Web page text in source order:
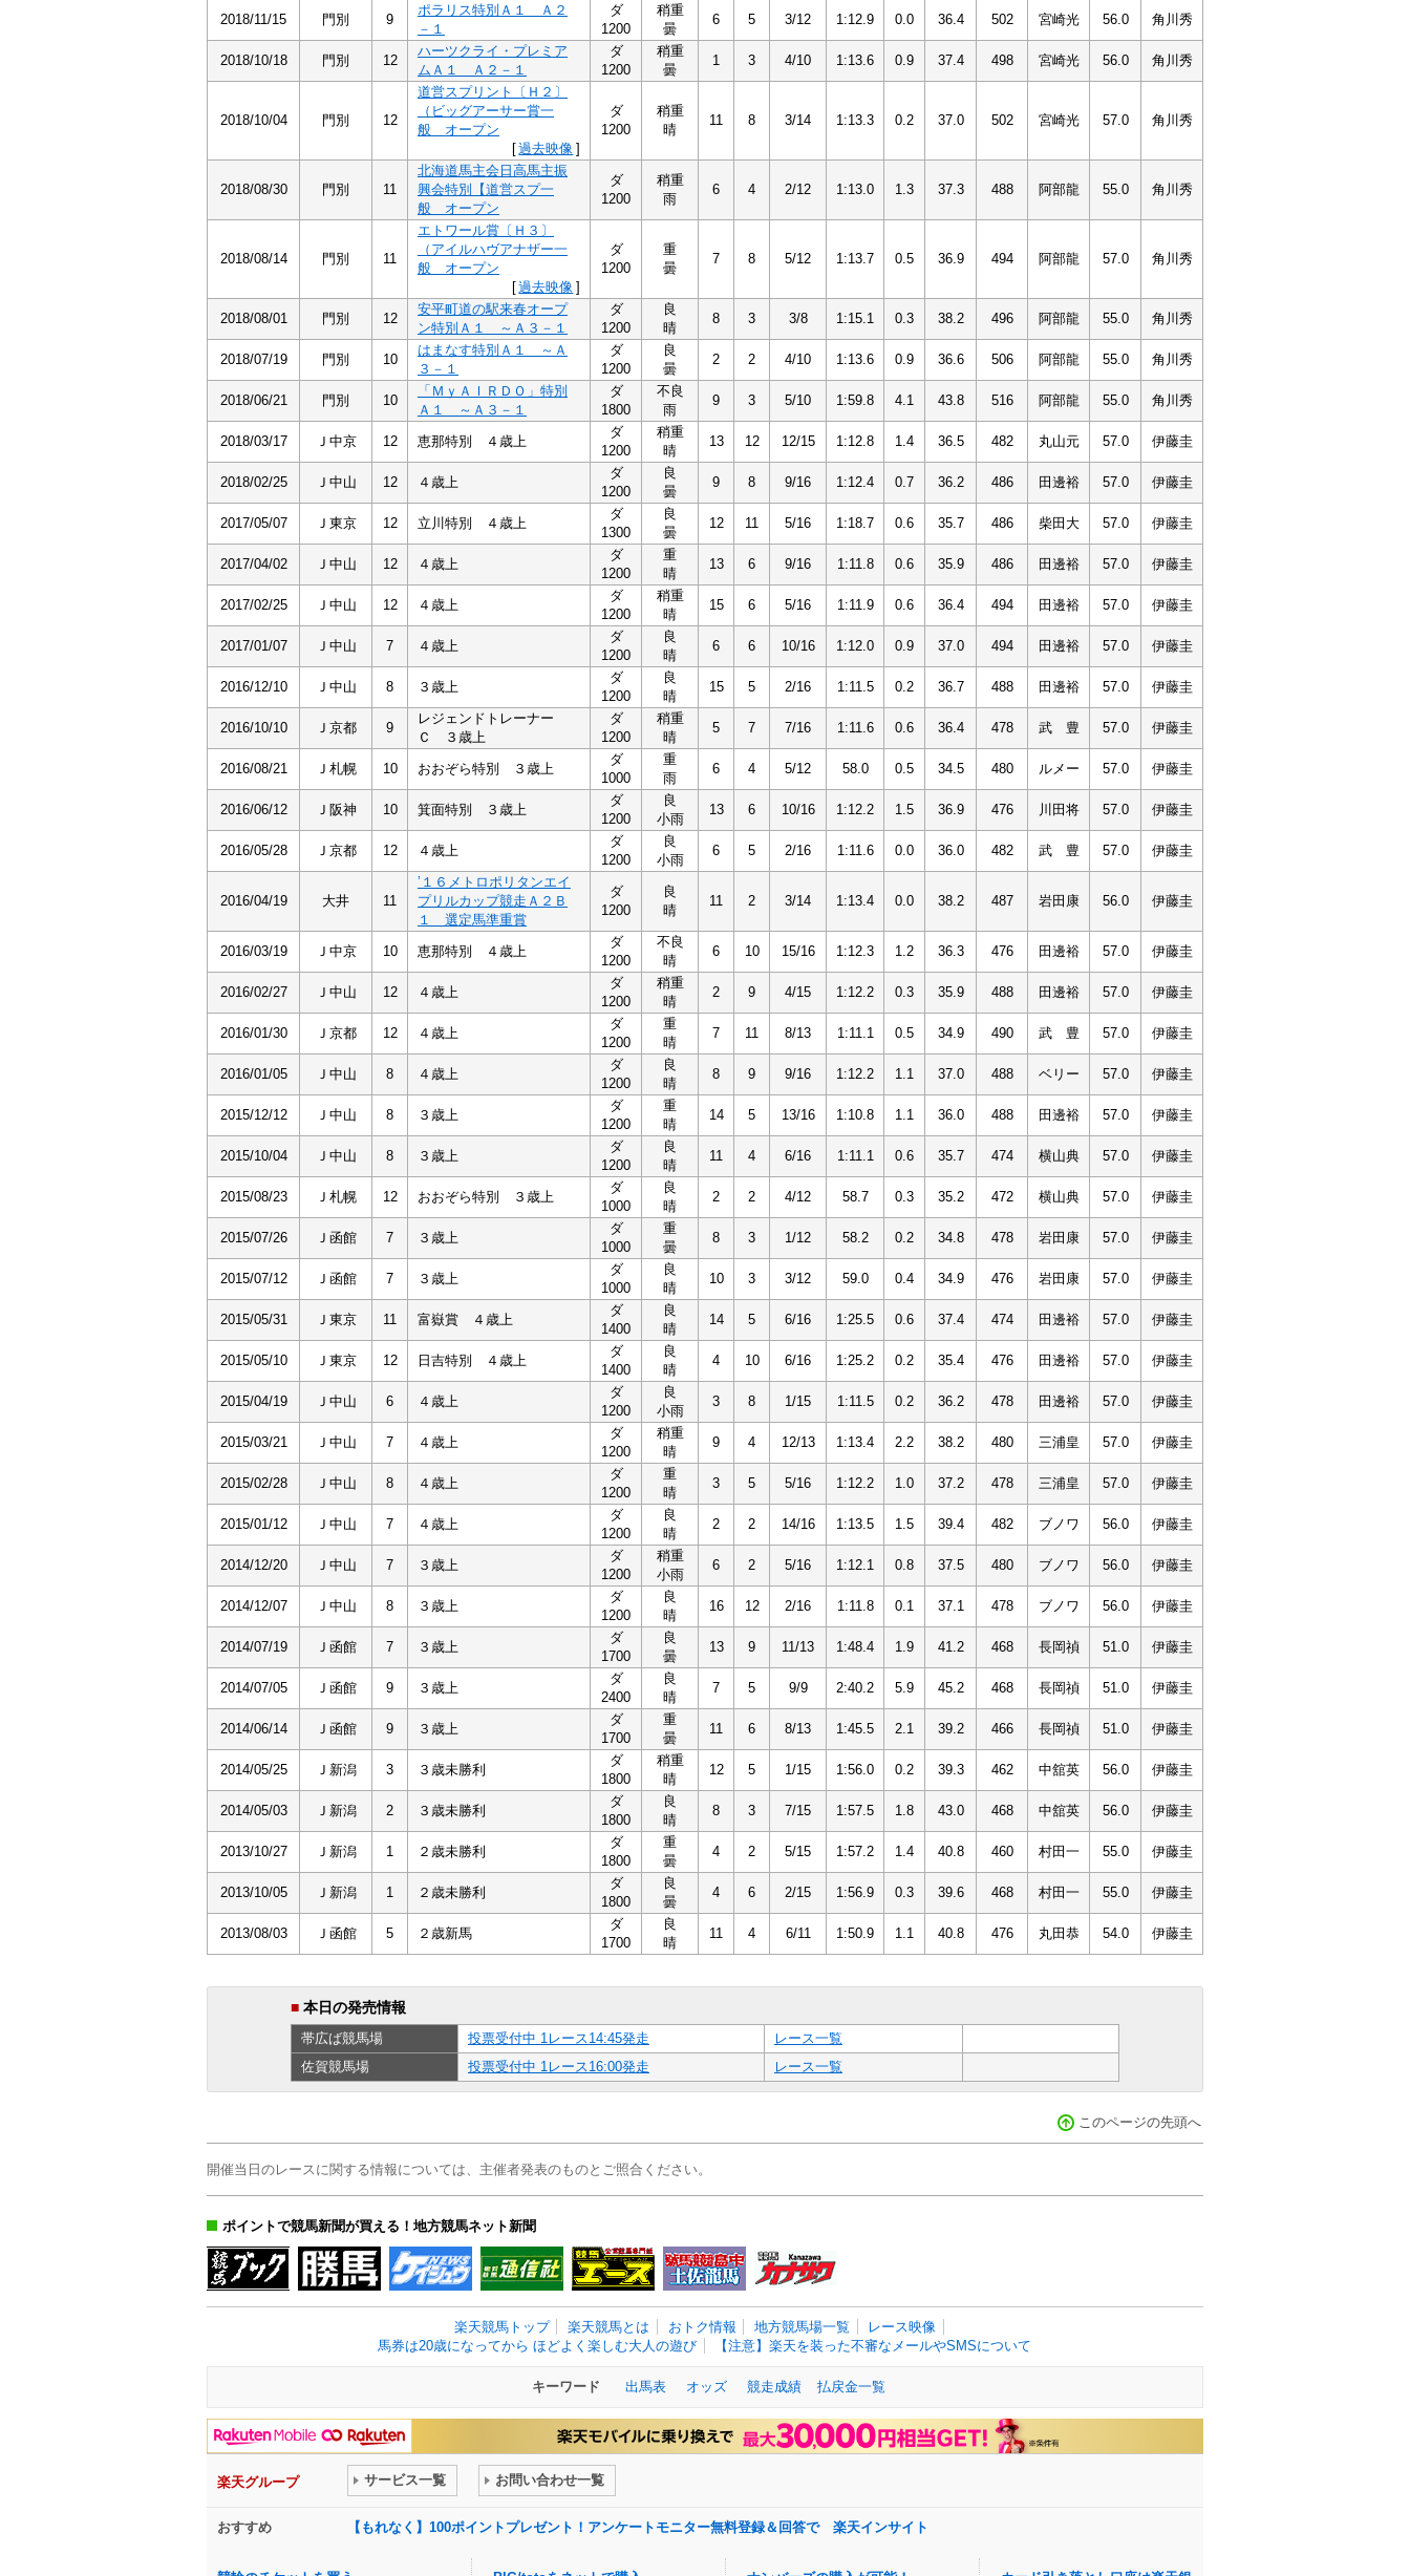
2018/11/15 門別 9
ポラリス特別Ａ１ Ａ２
－１
ダ
1200
稍重
曇
6 5 3/12 1:12.9 0.0 36.4 502 宮崎光 56.0 角川秀
2018/10/18 門別 12
ハーツクライ・プレミア
ムＡ１ Ａ２－１
ダ
1200
稍重
曇
1 3 4/10 1:13.6 0.9 37.4 498 宮崎光 56.0 角川秀
2018/10/04 門別 12
道営スプリント〔Ｈ２〕
（ビッグアーサー賞一
般 オープン
[過去映像 ]
ダ
1200
稍重
晴
11 8 3/14 1:13.3 0.2 37.0 502 宮崎光 57.0 角川秀
2018/08/30 門別 11
北海道馬主会日高馬主振
興会特別【道営スプ一
般 オープン
ダ
1200
稍重
雨
6 4 2/12 1:13.0 1.3 37.3 488 阿部龍 55.0 角川秀
2018/08/14 門別 11
エトワール賞〔Ｈ３〕
（アイルハヴアナザー一
般 オープン
[過去映像 ]
ダ
1200
重
曇
7 8 5/12 1:13.7 0.5 36.9 494 阿部龍 57.0 角川秀
2018/08/01 門別 12
安平町道の駅来春オープ
ン特別Ａ１ ～Ａ３－１
ダ
1200
良
晴
8 3 3/8 1:15.1 0.3 38.2 496 阿部龍 55.0 角川秀
2018/07/19 門別 10
はまなす特別Ａ１ ～Ａ
３－１
ダ
1200
良
曇
2 2 4/10 1:13.6 0.9 36.6 506 阿部龍 55.0 角川秀
2018/06/21 門別 10
「ＭｙＡＩＲＤＯ」特別
Ａ１ ～Ａ３－１
ダ
1800
不良
雨
9 3 5/10 1:59.8 4.1 43.8 516 阿部龍 55.0 角川秀
2018/03/17 Ｊ中京 12 恵那特別 ４歳上
ダ
1200
稍重
晴
13 12 12/15 1:12.8 1.4 36.5 482 丸山元 57.0 伊藤圭
2018/02/25 Ｊ中山 12 ４歳上
ダ
1200
良
曇
9 8 9/16 1:12.4 0.7 36.2 486 田邊裕 57.0 伊藤圭
2017/05/07 Ｊ東京 12 立川特別 ４歳上
ダ
1300
良
曇
12 11 5/16 1:18.7 0.6 35.7 486 柴田大 57.0 伊藤圭
2017/04/02 Ｊ中山 12 ４歳上
ダ
1200
重
晴
13 6 9/16 1:11.8 0.6 35.9 486 田邊裕 57.0 伊藤圭
2017/02/25 Ｊ中山 12 ４歳上
ダ
1200
稍重
晴
15 6 5/16 1:11.9 0.6 36.4 494 田邊裕 57.0 伊藤圭
2017/01/07 Ｊ中山 7 ４歳上
ダ
1200
良
晴
6 6 10/16 1:12.0 0.9 37.0 494 田邊裕 57.0 伊藤圭
2016/12/10 Ｊ中山 8 ３歳上
ダ
1200
良
晴
15 5 2/16 1:11.5 0.2 36.7 488 田邊裕 57.0 伊藤圭
2016/10/10 Ｊ京都 9
レジェンドトレーナー
Ｃ ３歳上
ダ
1200
稍重
晴
5 7 7/16 1:11.6 0.6 36.4 478 武 豊 57.0 伊藤圭
2016/08/21 Ｊ札幌 10 おおぞら特別 ３歳上
ダ
1000
重
雨
6 4 5/12 58.0 0.5 34.5 480 ルメー 57.0 伊藤圭
2016/06/12 Ｊ阪神 10 箕面特別 ３歳上
ダ
1200
良
小雨
13 6 10/16 1:12.2 1.5 36.9 476 川田将 57.0 伊藤圭
2016/05/28 Ｊ京都 12 ４歳上
ダ
1200
良
小雨
6 5 2/16 1:11.6 0.0 36.0 482 武 豊 57.0 伊藤圭
2016/04/19 大井 11
’１６メトロポリタンエイ
プリルカップ競走Ａ２Ｂ
１ 選定馬準重賞
ダ
1200
良
晴
11 2 3/14 1:13.4 0.0 38.2 487 岩田康 56.0 伊藤圭
2016/03/19 Ｊ中京 10 恵那特別 ４歳上
ダ
1200
不良
晴
6 10 15/16 1:12.3 1.2 36.3 476 田邊裕 57.0 伊藤圭
2016/02/27 Ｊ中山 12 ４歳上
ダ
1200
稍重
晴
2 9 4/15 1:12.2 0.3 35.9 488 田邊裕 57.0 伊藤圭
2016/01/30 Ｊ京都 12 ４歳上
ダ
1200
重
晴
7 11 8/13 1:11.1 0.5 34.9 490 武 豊 57.0 伊藤圭
2016/01/05 Ｊ中山 8 ４歳上
ダ
1200
良
晴
8 9 9/16 1:12.2 1.1 37.0 488 ベリー 57.0 伊藤圭
2015/12/12 Ｊ中山 8 ３歳上
ダ
1200
重
晴
14 5 13/16 1:10.8 1.1 36.0 488 田邊裕 57.0 伊藤圭
2015/10/04 Ｊ中山 8 ３歳上
ダ
1200
良
晴
11 4 6/16 1:11.1 0.6 35.7 474 横山典 57.0 伊藤圭
2015/08/23 Ｊ札幌 12 おおぞら特別 ３歳上
ダ
1000
良
晴
2 2 4/12 58.7 0.3 35.2 472 横山典 57.0 伊藤圭
2015/07/26 Ｊ函館 7 ３歳上
ダ
1000
重
曇
8 3 1/12 58.2 0.2 34.8 478 岩田康 57.0 伊藤圭
2015/07/12 Ｊ函館 7 ３歳上
ダ
1000
良
晴
10 3 3/12 59.0 0.4 34.9 476 岩田康 57.0 伊藤圭
2015/05/31 Ｊ東京 11 富嶽賞 ４歳上
ダ
1400
良
晴
14 5 6/16 1:25.5 0.6 37.4 474 田邊裕 57.0 伊藤圭
2015/05/10 Ｊ東京 12 日吉特別 ４歳上
ダ
1400
良
晴
4 10 6/16 1:25.2 0.2 35.4 476 田邊裕 57.0 伊藤圭
2015/04/19 Ｊ中山 6 ４歳上
ダ
1200
良
小雨
3 8 1/15 1:11.5 0.2 36.2 478 田邊裕 57.0 伊藤圭
2015/03/21 Ｊ中山 7 ４歳上
ダ
1200
稍重
晴
9 4 12/13 1:13.4 2.2 38.2 480 三浦皇 57.0 伊藤圭
2015/02/28 Ｊ中山 8 ４歳上
ダ
1200
重
晴
3 5 5/16 1:12.2 1.0 37.2 478 三浦皇 57.0 伊藤圭
2015/01/12 Ｊ中山 7 ４歳上
ダ
1200
良
晴
2 2 14/16 1:13.5 1.5 39.4 482 ブノワ 56.0 伊藤圭
2014/12/20 Ｊ中山 7 ３歳上
ダ
1200
稍重
小雨
6 2 5/16 1:12.1 0.8 37.5 480 ブノワ 56.0 伊藤圭
2014/12/07 Ｊ中山 8 ３歳上
ダ
1200
良
晴
16 12 2/16 1:11.8 0.1 37.1 478 ブノワ 56.0 伊藤圭
2014/07/19 Ｊ函館 7 ３歳上
ダ
1700
良
曇
13 9 11/13 1:48.4 1.9 41.2 468 長岡禎 51.0 伊藤圭
2014/07/05 Ｊ函館 9 ３歳上
ダ
2400
良
晴
7 5 9/9 2:40.2 5.9 45.2 468 長岡禎 51.0 伊藤圭
2014/06/14 Ｊ函館 9 ３歳上
ダ
1700
重
曇
11 6 8/13 1:45.5 2.1 39.2 466 長岡禎 51.0 伊藤圭
2014/05/25 Ｊ新潟 3 ３歳未勝利
ダ
1800
稍重
晴
12 5 1/15 1:56.0 0.2 39.3 462 中舘英 56.0 伊藤圭
2014/05/03 Ｊ新潟 2 ３歳未勝利
ダ
1800
良
晴
8 3 7/15 1:57.5 1.8 43.0 468 中舘英 56.0 伊藤圭
2013/10/27 Ｊ新潟 1 ２歳未勝利
ダ
1800
重
曇
4 2 5/15 1:57.2 1.4 40.8 460 村田一 55.0 伊藤圭
2013/10/05 Ｊ新潟 1 ２歳未勝利
ダ
1800
良
曇
4 6 2/15 1:56.9 0.3 39.6 468 村田一 55.0 伊藤圭
2013/08/03 Ｊ函館 5 ２歳新馬
ダ
1700
良
晴
11 4 6/11 1:50.9 1.1 40.8 476 丸田恭 54.0 伊藤圭
■ 本日の発売情報
帯広ば競馬場 投票受付中 1レース14:45発走
レース一覧
佐賀競馬場 投票受付中 1レース16:00発走 レース一覧
このページの先頭へ
開催当日のレースに関する情報については、主催者発表のものとご照合ください。
ポイントで競馬新聞が買える！地方競馬ネット新聞
楽天競馬トップ 楽天競馬とは おトク情報 地方競馬場一覧
レース映像
馬券は20歳になってから ほどよく楽しむ大人の遊び
【注意】楽天を装った不審なメールやSMSについて
キーワード 出馬表 オッズ 競走成績 払戻金一覧
楽天グループ サービス一覧 お問い合わせ一覧
おすすめ 【もれなく】100ポイントプレゼント！アンケートモニター無料登録＆回答で 楽天インサイト